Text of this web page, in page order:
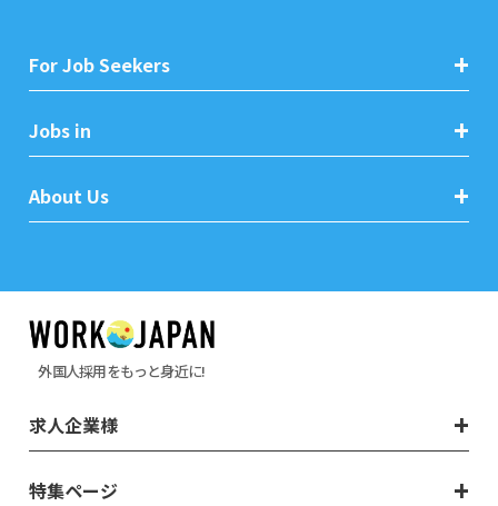
For Job Seekers
Jobs in
About Us
外国人採用をもっと身近に!
求人企業様
特集ページ